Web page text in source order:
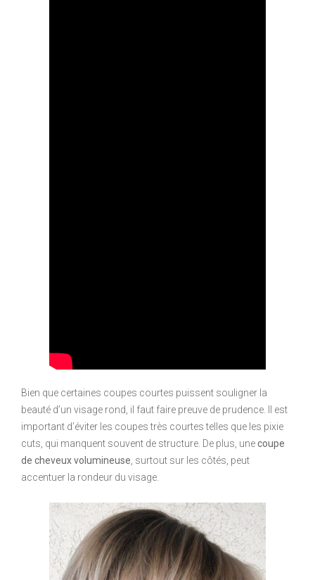
Bien que certaines coupes courtes puissent souligner la
beauté d’un visage rond, il faut faire preuve de prudence. Il est
important d’éviter les coupes très courtes telles que les pixie
cuts, qui manquent souvent de structure. De plus, unecoupe
de cheveux volumineuse , surtout sur les côtés, peut
accentuer la rondeur du visage.